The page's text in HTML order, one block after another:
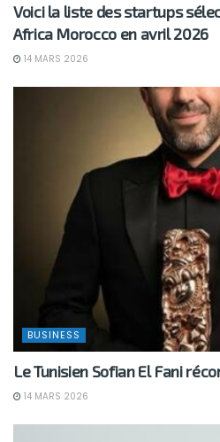
Voici la liste des startups
Africa Morocco en avril 2026
14 MARS 2026
BUSINESS
Le Tunisien Sofian El Fani
14 MARS 2026